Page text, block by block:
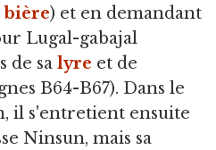
bière) et en demandant
Lugal-gabajal
de sa lyre et de
B64-B67). Dans le
il s'entretient ensuite
Ninsun, mais sa